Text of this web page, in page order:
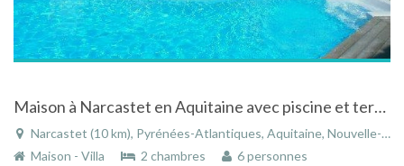
Maison à Narcastet en Aquitaine avec piscine et terrain de pétanque
Narcastet (10 km), Pyrénées-Atlantiques, Aquitaine, Nouvelle-Aquitaine, France
Maison - Villa
2 chambres 6 personnes